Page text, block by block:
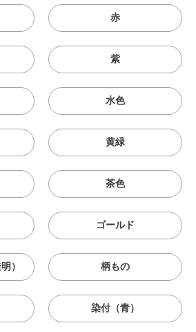
赤
紫
水色
黄緑
茶色
ゴールド
） 柄もの
染付（青）